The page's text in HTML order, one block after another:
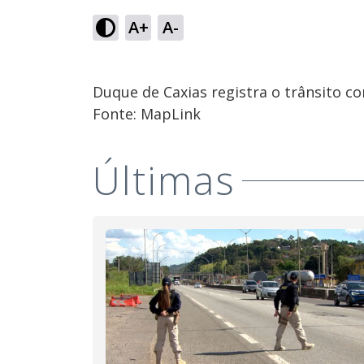
A+ A-
Duque de Caxias registra o trânsito
Fonte: MapLink
Últimas